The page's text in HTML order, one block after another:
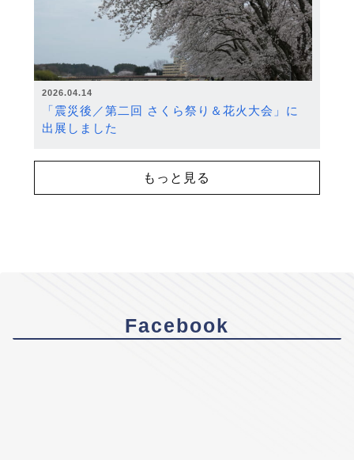
2026.04.14
「震災後／第二回 さくら祭り＆花火大会」に
出展しました
もっと見る
Facebook